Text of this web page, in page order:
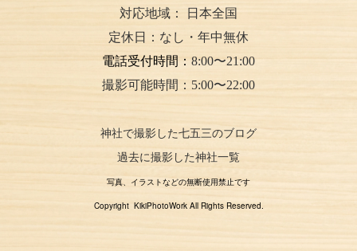
対応地域：
日本全国
定休日：なし・年中無休
電話受付時間： 8:00〜21:00
撮影可能時間：5:00〜22:00
神社で撮影した七五三のブログ
過去に撮影した神社一覧
写真、イラストなどの無断使用禁止です
Copyright KikiPhotoWork All Rights Reserved.